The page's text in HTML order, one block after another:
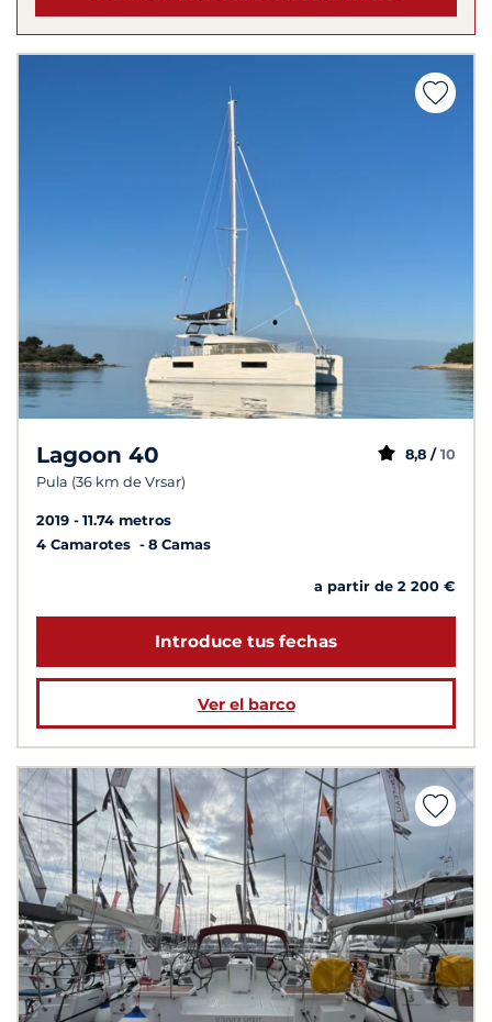
Lagoon 40
Pula (36 km de Vrsar)
8,8 / 10
2019
11.74 metros
4 Camarotes
8 Camas
a partir de 2 200 €
Introduce tus fechas
Ver el barco